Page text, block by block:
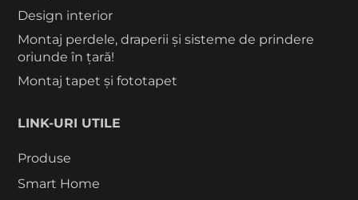
Design interior
Montaj perdele, draperii și sisteme de prindere
oriunde în țară!
Montaj tapet și fototapet
LINK-URI UTILE
Produse
Smart Home